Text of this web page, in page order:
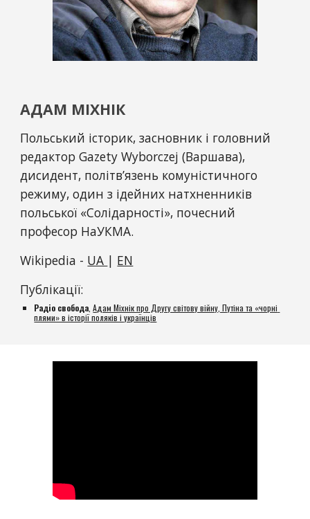
АДАМ МІХНІК
Польський історик, засновник і головний
редактор Gazety Wyborczej (Варшава),
дисидент, політв’язень комуністичного
режиму, один з ідейних натхненників
польської «Солідарності», почесний
професор НаУКМА.
Wikipedia - UA | EN
Публікації:
Радіо свобода Адам Міхнік про Другу світову війну, Путіна та «чорні
плями» в історії поляків і українців